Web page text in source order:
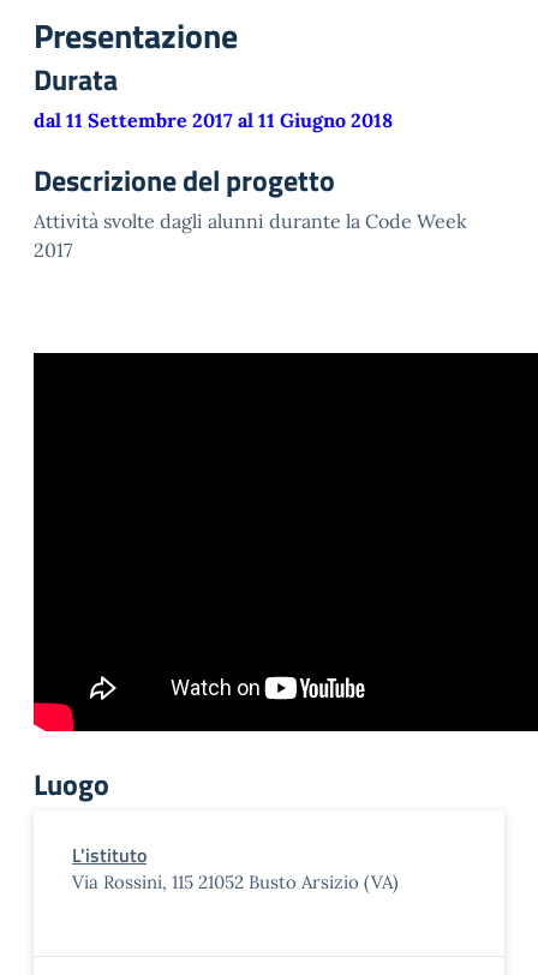
Presentazione
Durata
dal 11 Settembre 2017 al 11 Giugno 2018
Descrizione del progetto
Attività svolte dagli alunni durante la Code Week
2017
Luogo
L'istituto
Via Rossini, 115 21052 Busto Arsizio (VA)